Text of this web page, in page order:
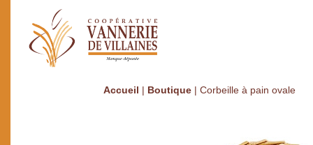
Accueil | Boutique| Corbeille à pain ovale